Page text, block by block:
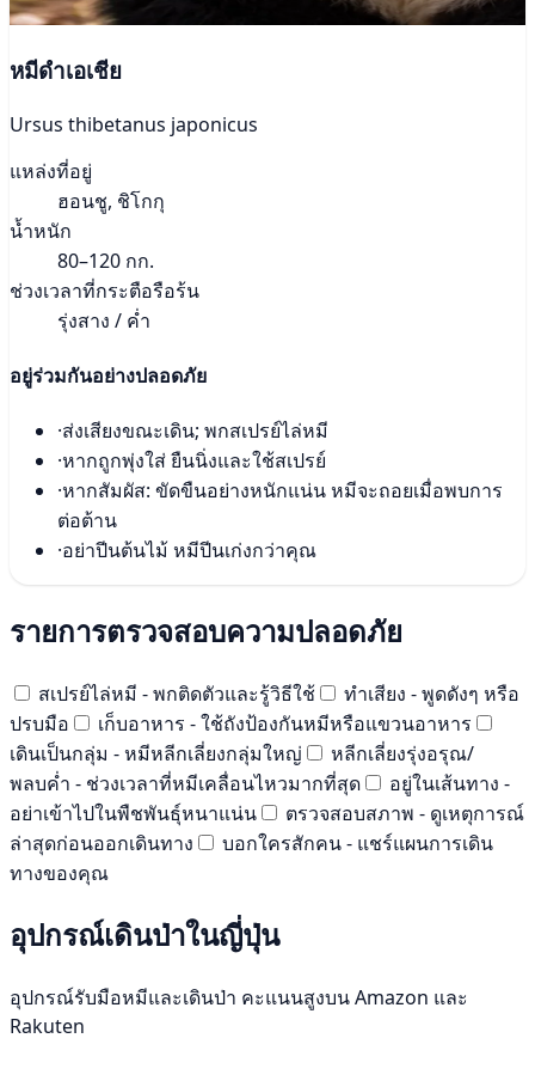
หมีดำเอเชีย
Ursus thibetanus japonicus
แหล่งที่อยู่
ฮอนชู, ชิโกกุ
น้ำหนัก
80–120 กก.
ช่วงเวลาที่กระตือรือร้น
รุ่งสาง / ค่ำ
อยู่ร่วมกันอย่างปลอดภัย
·ส่งเสียงขณะเดิน; พกสเปรย์ไล่หมี
·หากถูกพุ่งใส่ ยืนนิ่งและใช้สเปรย์
·หากสัมผัส: ขัดขืนอย่างหนักแน่น หมีจะถอยเมื่อพบการ
ต่อต้าน
·อย่าปีนต้นไม้ หมีปีนเก่งกว่าคุณ
รายการตรวจสอบความปลอดภัย
สเปรย์ไล่หมี - พกติดตัวและรู้วิธีใช้
ทำเสียง - พูดดังๆ หรือ
ปรบมือ
เก็บอาหาร - ใช้ถังป้องกันหมีหรือแขวนอาหาร
เดินเป็นกลุ่ม - หมีหลีกเลี่ยงกลุ่มใหญ่
หลีกเลี่ยงรุ่งอรุณ/
พลบค่ำ - ช่วงเวลาที่หมีเคลื่อนไหวมากที่สุด
อยู่ในเส้นทาง -
อย่าเข้าไปในพืชพันธุ์หนาแน่น
ตรวจสอบสภาพ - ดูเหตุการณ์
ล่าสุดก่อนออกเดินทาง
บอกใครสักคน - แชร์แผนการเดิน
ทางของคุณ
อุปกรณ์เดินป่าในญี่ปุ่น
อุปกรณ์รับมือหมีและเดินป่า คะแนนสูงบน Amazon และ
Rakuten